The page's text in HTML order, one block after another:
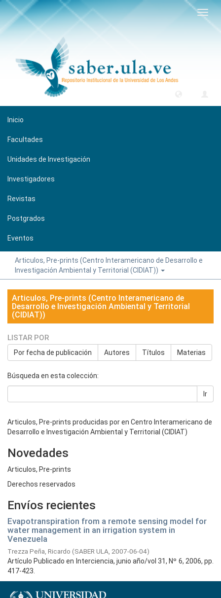
Inicio
Facultades
Unidades de Investigación
Investigadores
Revistas
Postgrados
Eventos
Articulos, Pre-prints (Centro Interamericano de Desarrollo e
Investigación Ambiental y Territorial (CIDIAT))
Articulos, Pre-prints (Centro Interamericano de
Desarrollo e Investigación Ambiental y Territorial
(CIDIAT))
LISTAR POR
Por fecha de publicación Autores Títulos Materias
Búsqueda en esta colección:
Ir
Articulos, Pre-prints producidas por en Centro Interamericano de
Desarrollo e Investigación Ambiental y Territorial (CIDIAT)
Novedades
Articulos, Pre-prints
Derechos reservados
Envíos recientes
Evapotranspiration from a remote sensing model for
water management in an irrigation system in
Venezuela
Trezza Peña, Ricardo (SABER ULA, 2007-06-04)
Artículo Publicado en Interciencia, junio año/vol 31, Nº 6, 2006, pp.
417-423.